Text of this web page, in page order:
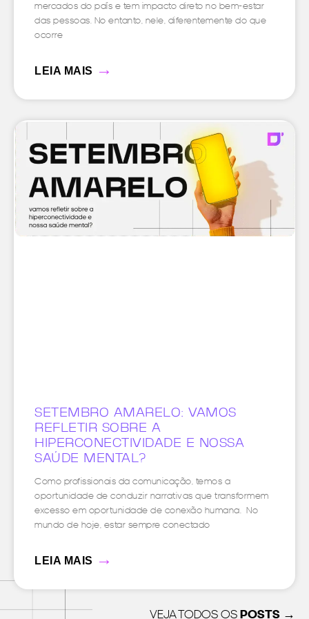
mercados do país e tem impacto direto no bem-estar
das pessoas. No entanto, nele, diferentemente do que
ocorre
LEIA MAIS →
SETEMBRO AMARELO: VAMOS
REFLETIR SOBRE A
HIPERCONECTIVIDADE E NOSSA
SAÚDE MENTAL?
Como profissionais da comunicação, temos a
oportunidade de conduzir narrativas que transformem
excesso em oportunidade de conexão humana. No
mundo de hoje, estar sempre conectado
LEIA MAIS →
VEJA TODOS OSPOSTS →